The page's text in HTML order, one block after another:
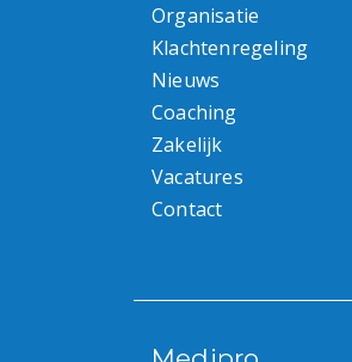
Organisatie
Klachtenregeling
Nieuws
Coaching
Zakelijk
Vacatures
Contact